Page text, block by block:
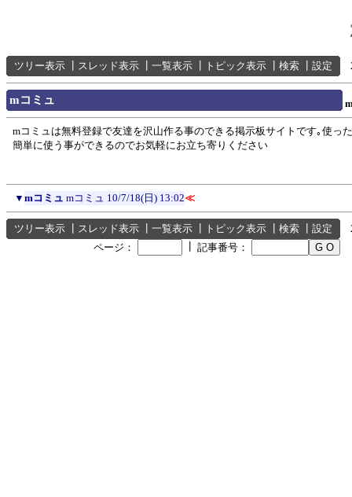
ツリー表示 スレッド表示 一覧表示 トピック表示 検索 設定
mコミュ
mコミュは無料登録で友達を沢山作る事のできる掲示板サイトです｡使っ
簡単に使う事ができるのでお気軽にお立ち寄りください
▼ mコミュ mコミュ 10/7/18(日) 13:02≪
ツリー表示 スレッド表示 一覧表示 トピック表示 検索 設定
ページ：
記事番号：